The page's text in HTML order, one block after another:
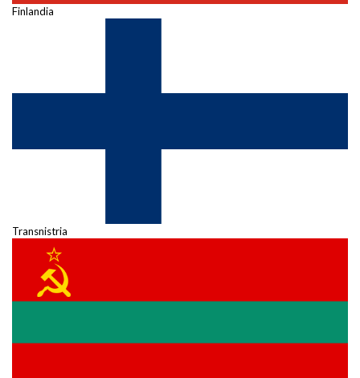
Finlandia
Transnistria